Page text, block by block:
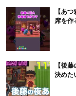
【あ
席を
【後
決めた